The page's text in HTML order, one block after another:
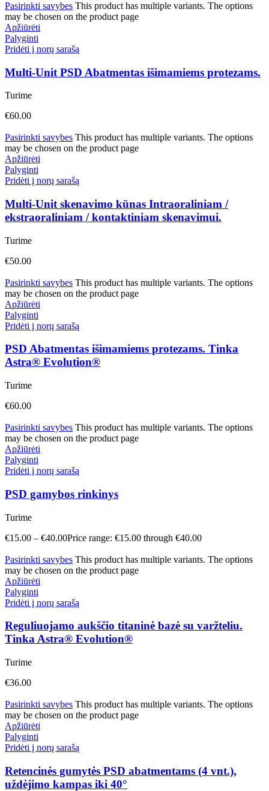
Pasirinkti savybes This product has multiple variants. The options
may be chosen on the product page
Apžiūrėti
Palyginti
Pridėti į norų sarašą
Multi-Unit PSD Abatmentas išimamiems protezams.
Turime
€60.00
Pasirinkti savybes This product has multiple variants. The options
may be chosen on the product page
Apžiūrėti
Palyginti
Pridėti į norų sarašą
Multi-Unit skenavimo kūnas Intraoraliniam /
ekstraoraliniam / kontaktiniam skenavimui.
Turime
€50.00
Pasirinkti savybes This product has multiple variants. The options
may be chosen on the product page
Apžiūrėti
Palyginti
Pridėti į norų sarašą
PSD Abatmentas išimamiems protezams. Tinka
Astra® Evolution®
Turime
€60.00
Pasirinkti savybes This product has multiple variants. The options
may be chosen on the product page
Apžiūrėti
Palyginti
Pridėti į norų sarašą
PSD gamybos rinkinys
Turime
€15.00 – €40.00Price range: €15.00 through €40.00
Pasirinkti savybes This product has multiple variants. The options
may be chosen on the product page
Apžiūrėti
Palyginti
Pridėti į norų sarašą
Reguliuojamo aukščio titaninė bazė su varžteliu.
Tinka Astra® Evolution®
Turime
€36.00
Pasirinkti savybes This product has multiple variants. The options
may be chosen on the product page
Apžiūrėti
Palyginti
Pridėti į norų sarašą
Retencinės gumytės PSD abatmentams (4 vnt.),
uždėjimo kampas iki 40°